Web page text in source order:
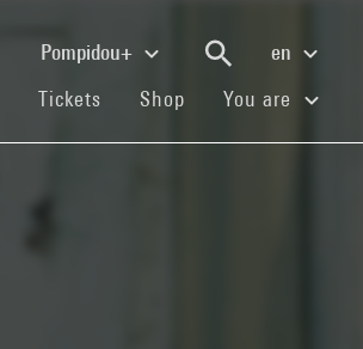
Pompidou+
en
(current)
Tickets (current)
Shop (current)You are